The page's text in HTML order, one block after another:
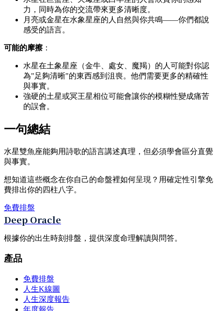
力，同時為你的交流帶來更多清晰度。
月亮或金星在水象星座的人自然與你共鳴——你們都說
感受的語言。
可能的摩擦：
水星在土象星座（金牛、處女、魔羯）的人可能對你認
為"足夠清晰"的東西感到沮喪。他們需要更多的精確性
與事實。
強硬的土星或冥王星相位可能會讓你的模糊性變成痛苦
的誤會。
一句總結
水星雙魚座能夠用詩歌的語言講述真理，但必須學會區分直覺
與事實。
想知道這些概念在你自己的命盤裡如何呈現？用確定性引擎免
費排出你的四柱八字。
免費排盤
Deep Oracle
根據你的出生時刻排盤，提供深度命理解讀與問答。
產品
免費排盤
人生K線圖
人生深度報告
年度報告